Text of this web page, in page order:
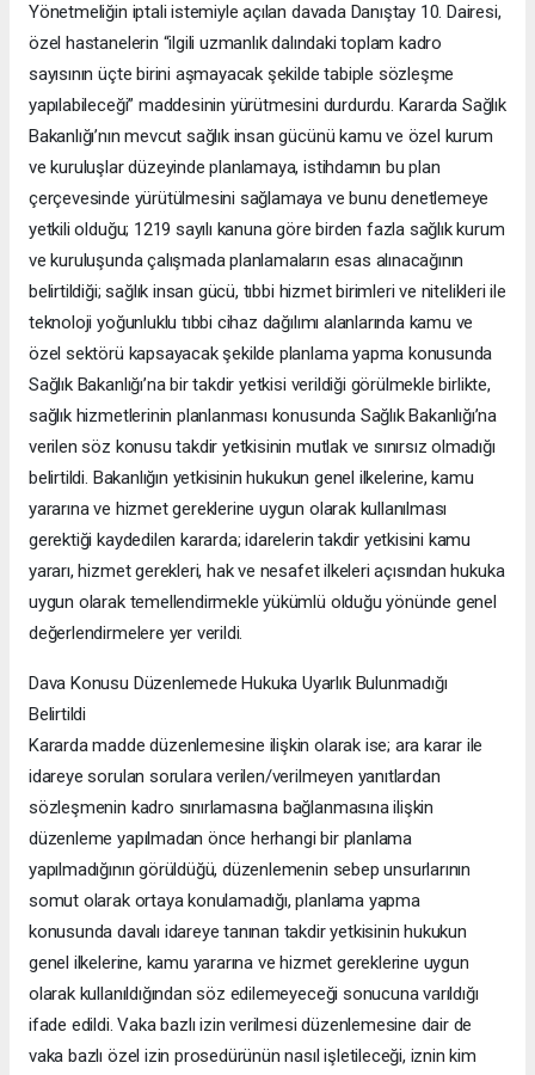
Yönetmeliğin iptali istemiyle açılan davada Danıştay 10. Dairesi,
özel hastanelerin “ilgili uzmanlık dalındaki toplam kadro
sayısının üçte birini aşmayacak şekilde tabiple sözleşme
yapılabileceği” maddesinin yürütmesini durdurdu. Kararda Sağlık
Bakanlığı’nın mevcut sağlık insan gücünü kamu ve özel kurum
ve kuruluşlar düzeyinde planlamaya, istihdamın bu plan
çerçevesinde yürütülmesini sağlamaya ve bunu denetlemeye
yetkili olduğu; 1219 sayılı kanuna göre birden fazla sağlık kurum
ve kuruluşunda çalışmada planlamaların esas alınacağının
belirtildiği; sağlık insan gücü, tıbbi hizmet birimleri ve nitelikleri ile
teknoloji yoğunluklu tıbbi cihaz dağılımı alanlarında kamu ve
özel sektörü kapsayacak şekilde planlama yapma konusunda
Sağlık Bakanlığı’na bir takdir yetkisi verildiği görülmekle birlikte,
sağlık hizmetlerinin planlanması konusunda Sağlık Bakanlığı’na
verilen söz konusu takdir yetkisinin mutlak ve sınırsız olmadığı
belirtildi. Bakanlığın yetkisinin hukukun genel ilkelerine, kamu
yararına ve hizmet gereklerine uygun olarak kullanılması
gerektiği kaydedilen kararda; idarelerin takdir yetkisini kamu
yararı, hizmet gerekleri, hak ve nesafet ilkeleri açısından hukuka
uygun olarak temellendirmekle yükümlü olduğu yönünde genel
değerlendirmelere yer verildi.
Dava Konusu Düzenlemede Hukuka Uyarlık Bulunmadığı
Belirtildi
Kararda madde düzenlemesine ilişkin olarak ise; ara karar ile
idareye sorulan sorulara verilen/verilmeyen yanıtlardan
sözleşmenin kadro sınırlamasına bağlanmasına ilişkin
düzenleme yapılmadan önce herhangi bir planlama
yapılmadığının görüldüğü, düzenlemenin sebep unsurlarının
somut olarak ortaya konulamadığı, planlama yapma
konusunda davalı idareye tanınan takdir yetkisinin hukukun
genel ilkelerine, kamu yararına ve hizmet gereklerine uygun
olarak kullanıldığından söz edilemeyeceği sonucuna varıldığı
ifade edildi. Vaka bazlı izin verilmesi düzenlemesine dair de
vaka bazlı özel izin prosedürünün nasıl işletileceği, iznin kim